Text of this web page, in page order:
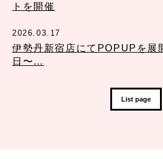
トを開催
2026.03.17
伊勢丹新宿店にてPOPUPを展
日〜…
List page